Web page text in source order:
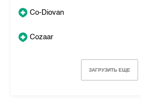
Co-Diovan
Cozaar
ЗАГРУЗИТЬ ЕЩЕ